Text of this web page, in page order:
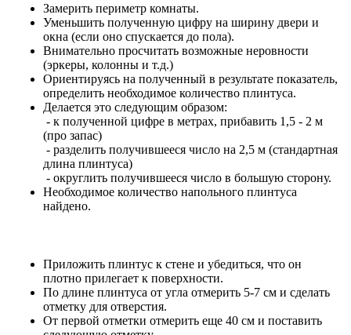
Замерить периметр комнаты.
Уменьшить полученную цифру на ширину двери и
окна (если оно спускается до пола).
Внимательно просчитать возможные неровности
(эркеры, колонны и т.д.)
Ориентируясь на полученный в результате показатель,
определить необходимое количество плинтуса.
Делается это следующим образом:
- к полученной цифре в метрах, прибавить 1,5 - 2 м
(про запас)
- разделить получившееся число на 2,5 м (стандартная
длина плинтуса)
- округлить получившееся число в большую сторону.
Необходимое количество напольного плинтуса
найдено.
Приложить плинтус к стене и убедиться, что он
плотно прилегает к поверхности.
По длине плинтуса от угла отмерить 5-7 см и сделать
отметку для отверстия.
От первой отметки отмерить еще 40 см и поставить